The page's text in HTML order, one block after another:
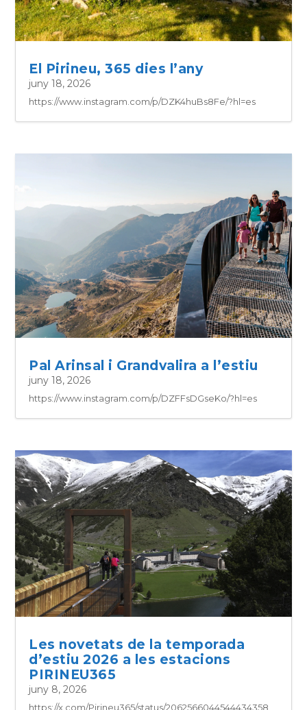
El Pirineu, 365 dies l’any
juny 18, 2026
https://www.instagram.com/p/DZK4huBs8Fe/?hl=es
Pal Arinsal i Grandvalira a l’estiu
juny 18, 2026
https://www.instagram.com/p/DZFFsDGseKo/?hl=es
Les novetats de la temporada
d’estiu 2026 a les estacions
PIRINEU365
juny 8, 2026
https://x.com/Pirineu365/status/2062566044544434358